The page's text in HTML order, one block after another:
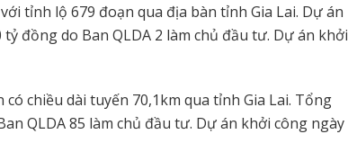
tỉnh lộ 679 đoạn qua địa bàn tỉnh Gia Lai. Dự án
đồng do Ban QLDA 2 làm chủ đầu tư. Dự án khởi
chiều dài tuyến 70,1km qua tỉnh Gia Lai. Tổng
QLDA 85 làm chủ đầu tư. Dự án khởi công ngày